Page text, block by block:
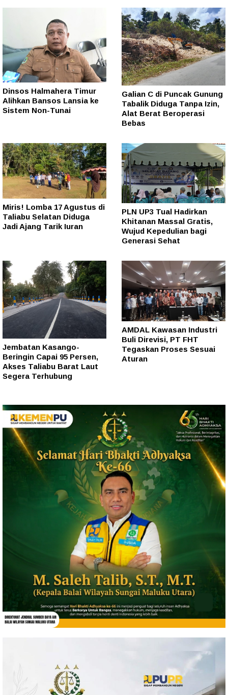
Dinsos Halmahera Timur
Alihkan Bansos Lansia ke
Sistem Non-Tunai
Galian C di Puncak Gunung
Tabalik Diduga Tanpa Izin,
Alat Berat Beroperasi
Bebas
Miris! Lomba 17 Agustus di
Taliabu Selatan Diduga
Jadi Ajang Tarik Iuran
PLN UP3 Tual Hadirkan
Khitanan Massal Gratis,
Wujud Kepedulian bagi
Generasi Sehat
Jembatan Kasango-
Beringin Capai 95 Persen,
Akses Taliabu Barat Laut
Segera Terhubung
AMDAL Kawasan Industri
Buli Direvisi, PT FHT
Tegaskan Proses Sesuai
Aturan